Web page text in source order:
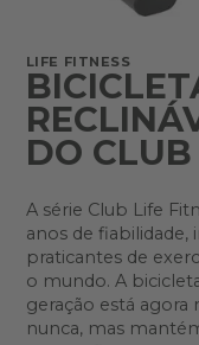
LIFE FITNESS
DO CLUB
A série Club Life
anos de
praticantes de
o mundo. A
geração está
nunca, mas